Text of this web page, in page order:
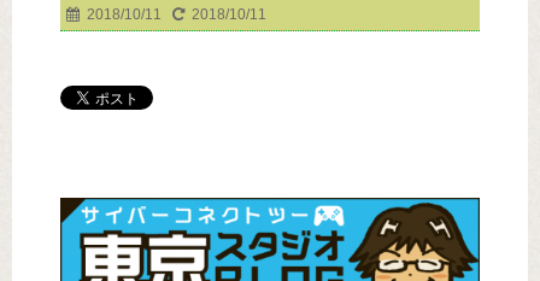
2018/10/11 2018/10/11